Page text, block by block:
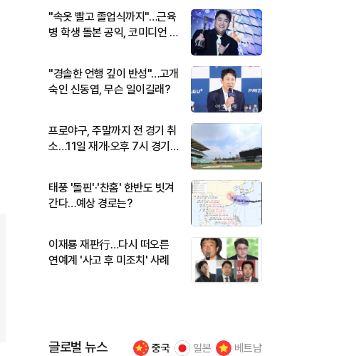
"속옷 빨고 졸업식까지"…근육
병 학생 돌본 공익, 코미디언 김
"경솔한 언행 깊이 반성"…고개
숙인 신동엽, 무슨 일이길래?
프로야구, 주말까지 전 경기 취
소…11일 재개·오후 7시 경기
태풍 '돌핀'·'찬홈' 한반도 빗겨
간다…예상 경로는?
이재룡 재판行…다시 떠오른
연예계 '사고 후 미조치' 사례
글로벌 뉴스 중국 일본 베트남